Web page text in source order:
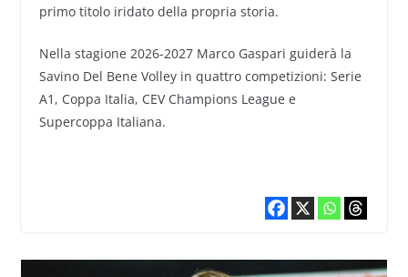
primo titolo iridato della propria storia.
Nella stagione 2026-2027 Marco Gaspari guiderà la
Savino Del Bene Volley in quattro competizioni: Serie
A1, Coppa Italia, CEV Champions League e
Supercoppa Italiana.